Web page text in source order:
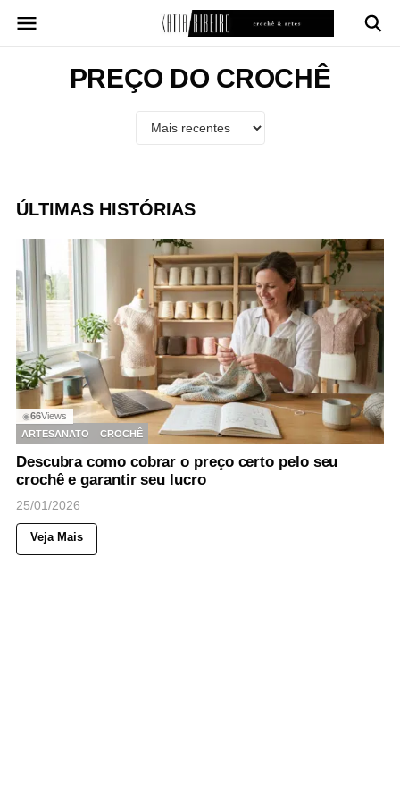
para
PREÇO DO CROCHÊ
ÚLTIMAS HISTÓRIAS
◉66Views
ARTESANATO
CROCHÊ
Descubra como cobrar o preço certo pelo seu
crochê e garantir seu lucro
25/01/2026
Veja Mais